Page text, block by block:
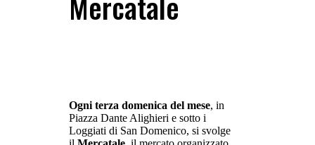
Ogni terza domenica del mese, in
Piazza Dante Alighieri e sotto i
Loggiati di San Domenico, si svolge